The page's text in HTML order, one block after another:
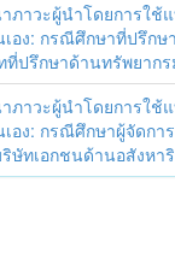
ภาวะผู้นำโดยการใช้
อง: กรณีศึกษาที่ปรึกษ
ที่ปรึกษาด้านทรัพยาก
ภาวะผู้นำโดยการใช้
อง: กรณีศึกษาผู้จัดกา
ริษัทเอกชนด้านอสังหา